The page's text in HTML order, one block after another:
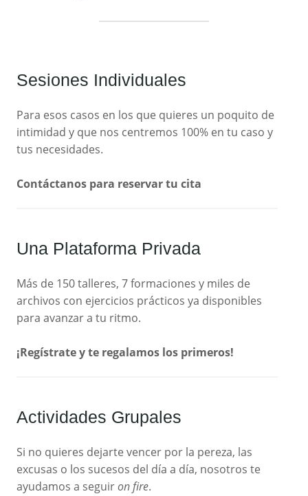
Sesiones Individuales
Para esos casos en los que quieres un poquito de
intimidad y que nos centremos 100% en tu caso y
tus necesidades.
Contáctanos para reservar tu cita
Una Plataforma Privada
Más de 150 talleres, 7 formaciones y miles de
archivos con ejercicios prácticos ya disponibles
para avanzar a tu ritmo.
¡Regístrate y te regalamos los primeros!
Actividades Grupales
Si no quieres dejarte vencer por la pereza, las
excusas o los sucesos del día a día, nosotros te
ayudamos a seguiron fire.